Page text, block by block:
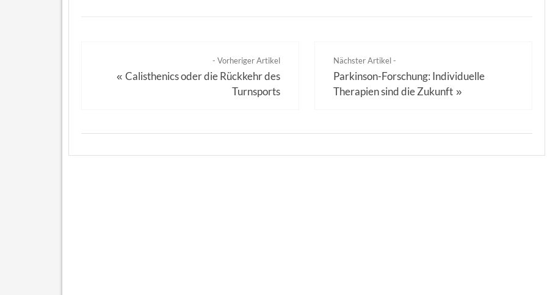
- Vorheriger Artikel
« Calisthenics oder die Rückkehr des
Turnsports
Nächster Artikel -
Parkinson-Forschung: Individuelle
Therapien sind die Zukunft »